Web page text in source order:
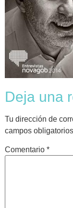
Deja una
Tu dirección de
campos
Comentario *